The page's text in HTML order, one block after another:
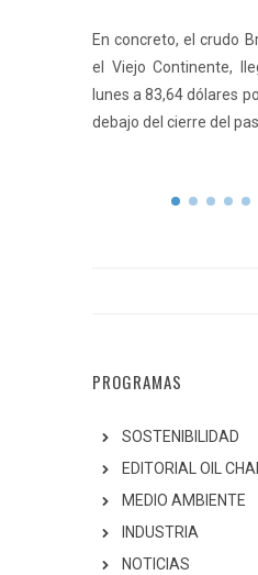
En concreto, el crudo Brent,
el Viejo Continente, llegaba a
lunes a 83,64 dólares por barril, un
debajo del cierre del pasado
PROGRAMAS
SOSTENIBILIDAD
EDITORIAL OIL
MEDIO AMBIENTE
INDUSTRIA
NOTICIAS